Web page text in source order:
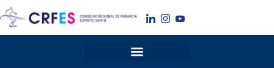
para
o